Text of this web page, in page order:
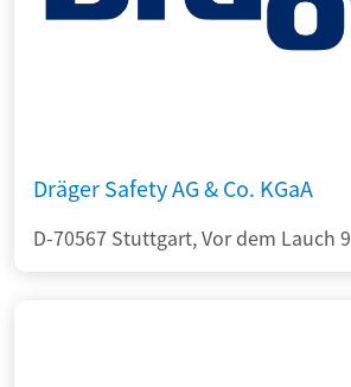
Dräger Safety AG & Co. KGaA
D-70567 Stuttgart, Vor dem Lauch 9